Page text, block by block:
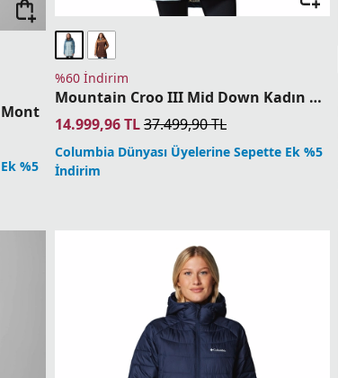
Mont
%5
%60 İndirim
Mountain Croo III Mid Down Kadın Kaz Tüyü Mont
14.999,96TL37.499,90TL
Columbia Dünyası Üyelerine Sepette Ek %5
İndirim